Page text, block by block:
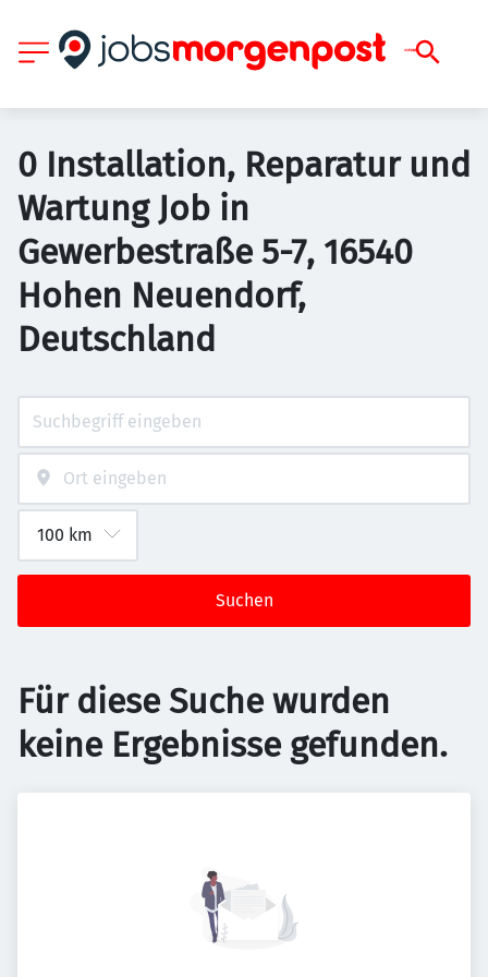
0 Installation, Reparatur und
Wartung Job in
Gewerbestraße 5-7, 16540
Hohen Neuendorf,
Deutschland
Suchen
Für diese Suche wurden
keine Ergebnisse gefunden.